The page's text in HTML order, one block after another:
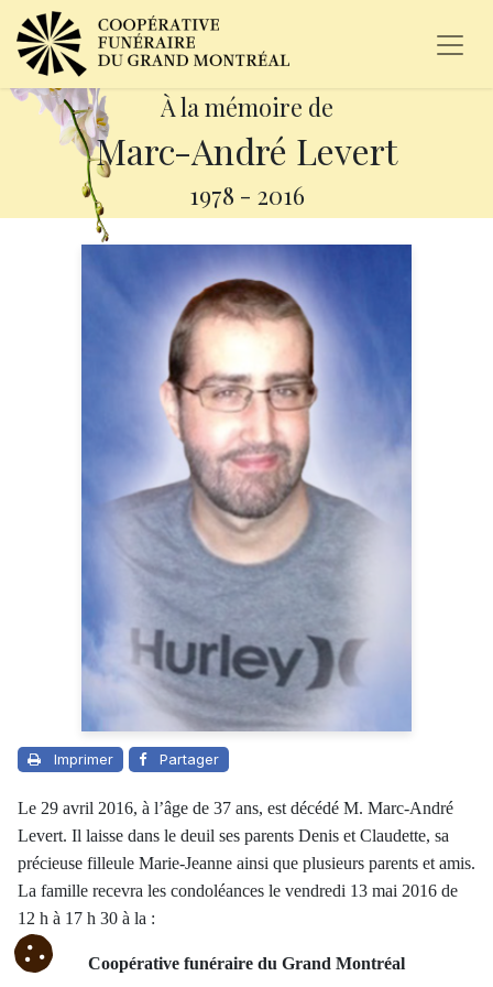
À la mémoire de
Marc-André Levert
1978 - 2016
Imprimer Partager
Le 29 avril 2016, à l’âge de 37 ans, est décédé M. Marc-André
Levert. Il laisse dans le deuil ses parents Denis et Claudette, sa
précieuse filleule Marie-Jeanne ainsi que plusieurs parents et amis.
La famille recevra les condoléances le vendredi 13 mai 2016 de
12 h à 17 h 30 à la :
Coopérative funéraire du Grand Montréal